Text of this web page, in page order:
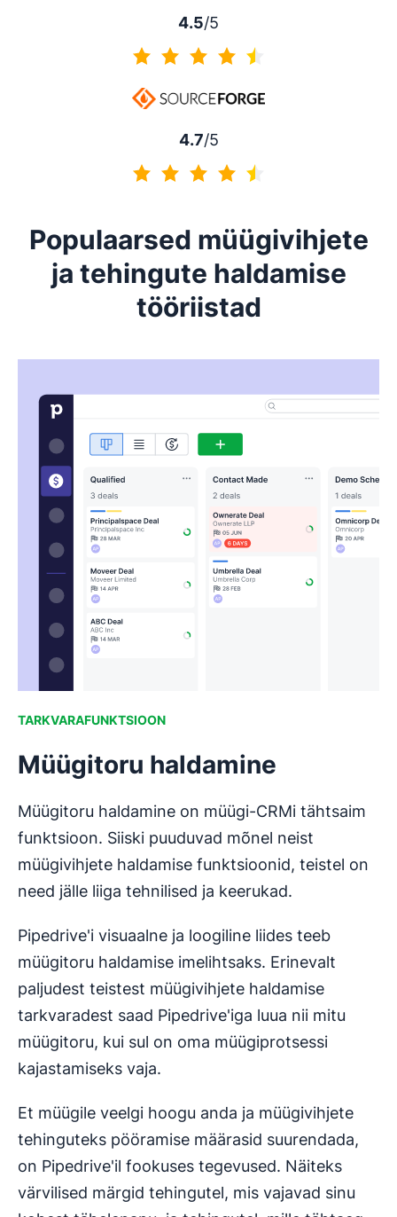
4.5/5
4.7/5
Populaarsed müügivihjete
ja tehingute haldamise
tööriistad
TARKVARAFUNKTSIOON
Müügitoru haldamine
Müügitoru haldamine on müügi-CRMi tähtsaim
funktsioon. Siiski puuduvad mõnel neist
müügivihjete haldamise funktsioonid, teistel on
need jälle liiga tehnilised ja keerukad.
Pipedrive'i visuaalne ja loogiline liides teeb
müügitoru haldamise imelihtsaks. Erinevalt
paljudest teistest müügivihjete haldamise
tarkvaradest saad Pipedrive'iga luua nii mitu
müügitoru, kui sul on oma müügiprotsessi
kajastamiseks vaja.
Et müügile veelgi hoogu anda ja müügivihjete
tehinguteks pööramise määrasid suurendada,
on Pipedrive'il fookuses tegevused. Näiteks
värvilised märgid tehingutel, mis vajavad sinu